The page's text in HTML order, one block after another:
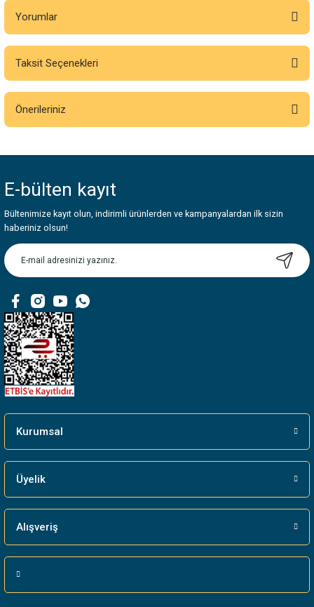
Yorumlar
Bu ürüne ilk yorumu siz yapın!
Taksit Seçenekleri
Önerileriniz
Görüş ve önerileriniz için teşekkür ederiz.
Ürün resmi kalitesiz, bozuk veya görüntülenemiyor.
Ürün açıklamasında eksik bilgiler bulunuyor.
Ürün bilgilerinde hatalar bulunuyor.
Bu ürüne benzer farklı alternatifler olmalı.
E-bülten kayıt
Bültenimize kayıt olun, indirimli ürünlerden ve kampanyalardan ilk sizin
haberiniz olsun!
Kurumsal
Üyelik
Alışveriş